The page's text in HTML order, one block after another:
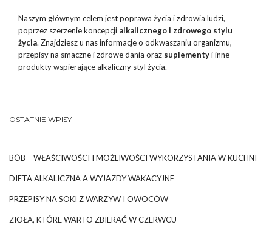
Naszym głównym celem jest poprawa życia i zdrowia ludzi,
poprzez szerzenie koncepcji alkalicznego i zdrowego stylu
życia. Znajdziesz u nas informacje o odkwaszaniu organizmu,
przepisy na smaczne i zdrowe dania oraz suplementyi inne
produkty wspierające alkaliczny styl życia.
OSTATNIE WPISY
BÓB – WŁAŚCIWOŚCI I MOŻLIWOŚCI WYKORZYSTANIA W KUCHNI
DIETA ALKALICZNA A WYJAZDY WAKACYJNE
PRZEPISY NA SOKI Z WARZYW I OWOCÓW
ZIOŁA, KTÓRE WARTO ZBIERAĆ W CZERWCU